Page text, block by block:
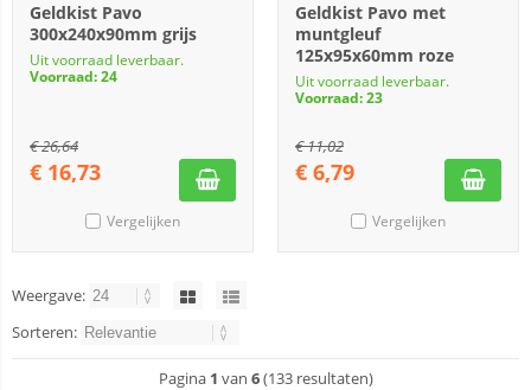
Geldkist Pavo
300x240x90mm grijs
Uit voorraad leverbaar.
Voorraad: 24
€26,64
€ 16,73
Vergelijken
Geldkist Pavo met
muntgleuf
125x95x60mm roze
Uit voorraad leverbaar.
Voorraad: 23
€11,02
€ 6,79
Vergelijken
Weergave:
Sorteren:
Pagina 1 van 6(133 resultaten)